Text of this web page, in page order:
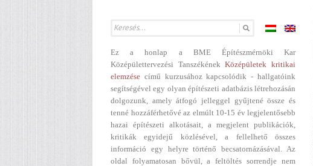
Ez a honlap a BME Építészmérnöki Kar
Középülettervezési TanszékénekKözépületek kritikai
elemzése című kurzusához kapcsolódik - hallgatóink
segítségével egy olyan építészeti adatbázis létrehozásán
dolgozunk, amely átfogó jelleggel gyűjtené össze és
tenné hozzáférhetővé az elmúlt 10-15 év legjelentősebb
hazai építészeti alkotásait, a megjelent publikációk,
kritikák egyidejű közlésével, a fellelhető összes
információ egy helyre történő becsatornázásával. Az
oldal folyamatosan bővül, a feltöltés sorrendje nem